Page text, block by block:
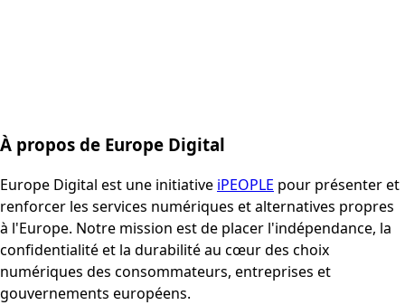
À propos de Europe Digital
Europe Digital est une initiative iPEOPLE pour présenter et
renforcer les services numériques et alternatives propres
à l'Europe. Notre mission est de placer l'indépendance, la
confidentialité et la durabilité au cœur des choix
numériques des consommateurs, entreprises et
gouvernements européens.